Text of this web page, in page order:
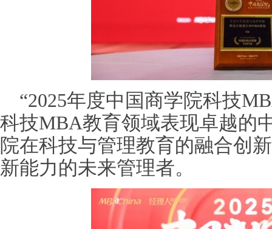
“2025年度中国商学院科技
科技MBA教育领域表现卓越的
院在科技与管理教育的融合创
新能力的未来管理者。